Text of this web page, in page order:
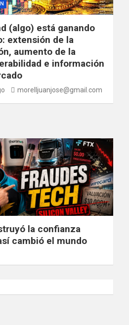
(algo) está ganando
extensión de la
aumento de la
e información
morelljuanjose@gmail.com
la confianza
cambió el mundo